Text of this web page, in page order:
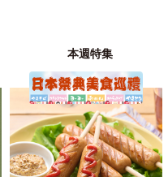
本週特集